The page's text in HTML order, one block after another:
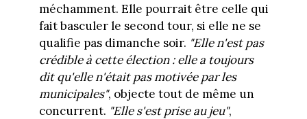
méchamment. Elle pourrait être celle qui
fait basculer le second tour, si elle ne se
qualifie pas dimanche soir. "Elle n'est pas
crédible à cette élection : elle a toujours
dit qu'elle n'était pas motivée par les
municipales", objecte tout de même un
concurrent. "Elle s'est prise au jeu",